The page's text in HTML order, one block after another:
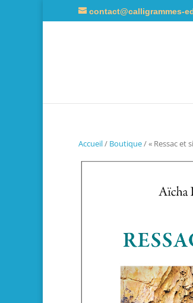
contact@calligrammes-
Accueil/ Boutique/ « Ressac et